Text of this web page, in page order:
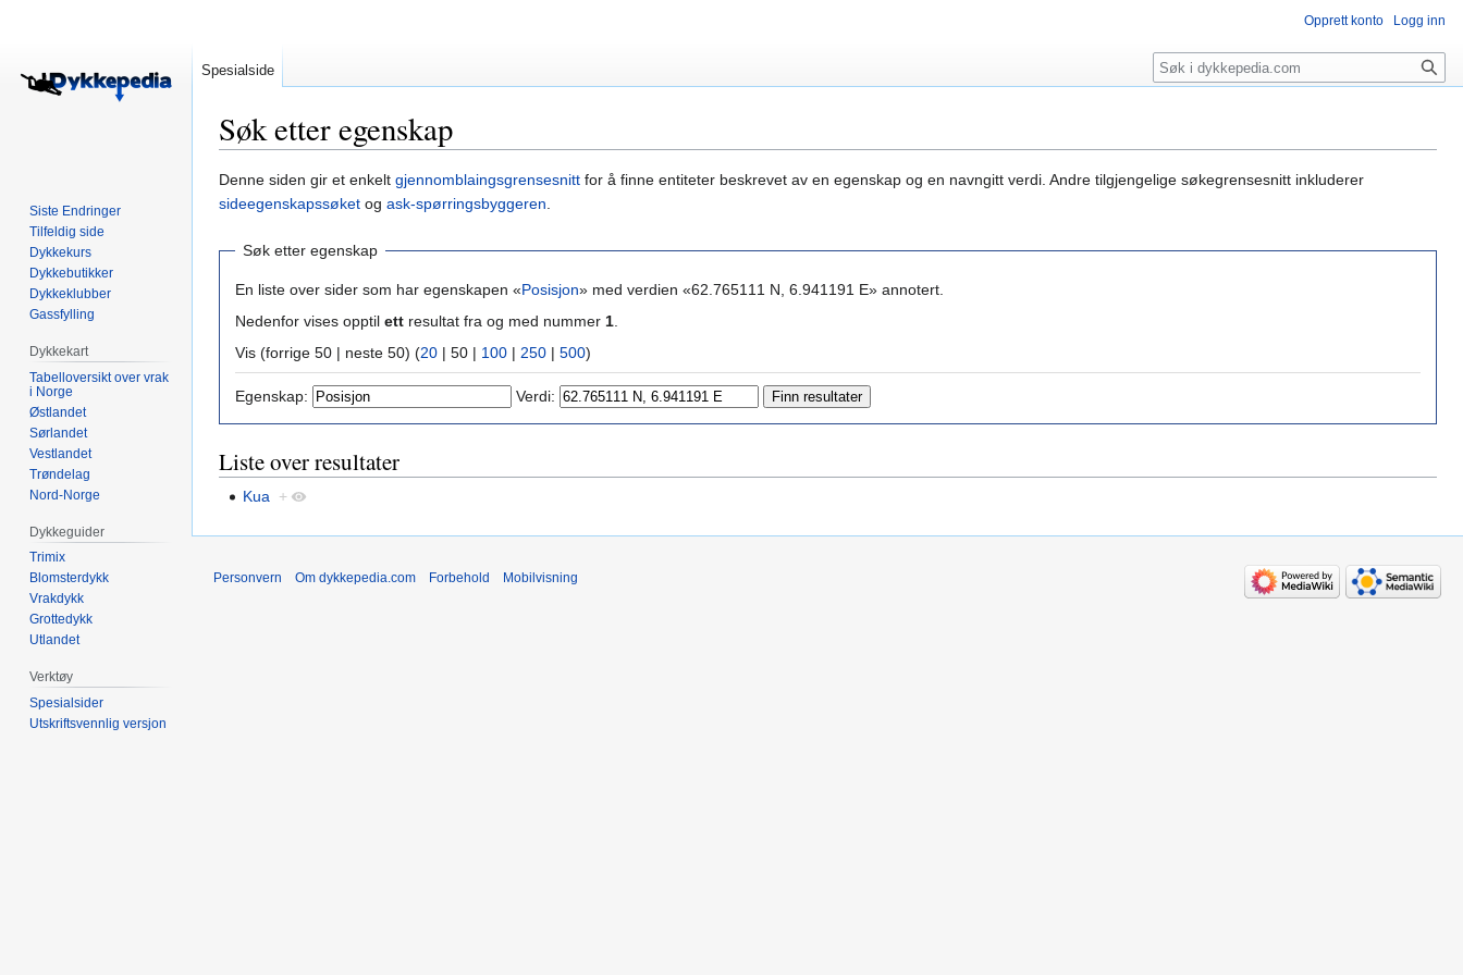
Søk etter egenskap
Hopp
til
Hopp
til
Denne siden gir et enkelt gjennomblaingsgrensesnitt for å finne entiteter beskrevet av en egenskap og en navngitt verdi. Andre tilgjengelige søkegrensesnitt inkluderer
sideegenskapssøket og ask-spørringsbyggeren.
Søk etter egenskap
En liste over sider som har egenskapen «Posisjon» med verdien «62.765111 N, 6.941191 E» annotert.
Nedenfor vises opptil ett resultat fra og med nummer 1.
Vis (forrige 50 | neste 50) (20 | 50 | 100 | 250 | 500)
Egenskap: Verdi:
Liste over resultater
Kua +
Opprett konto Logg inn
Spesialside Søk
Siste Endringer
Tilfeldig side
Dykkekurs
Dykkebutikker
Dykkeklubber
Gassfylling
Dykkekart
Tabelloversikt over vrak
i Norge
Østlandet
Sørlandet
Vestlandet
Trøndelag
Nord-Norge
Dykkeguider
Trimix
Blomsterdykk
Vrakdykk
Grottedykk
Utlandet
Verktøy
Spesialsider
Utskriftsvennlig versjon
Personvern Om dykkepedia.com Forbehold Mobilvisning